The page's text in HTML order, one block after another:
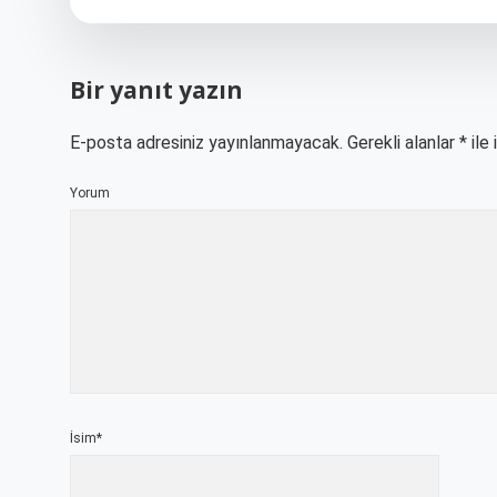
Bir yanıt yazın
E-posta adresiniz yayınlanmayacak. Gerekli alanlar * ile
Yorum
İsim*